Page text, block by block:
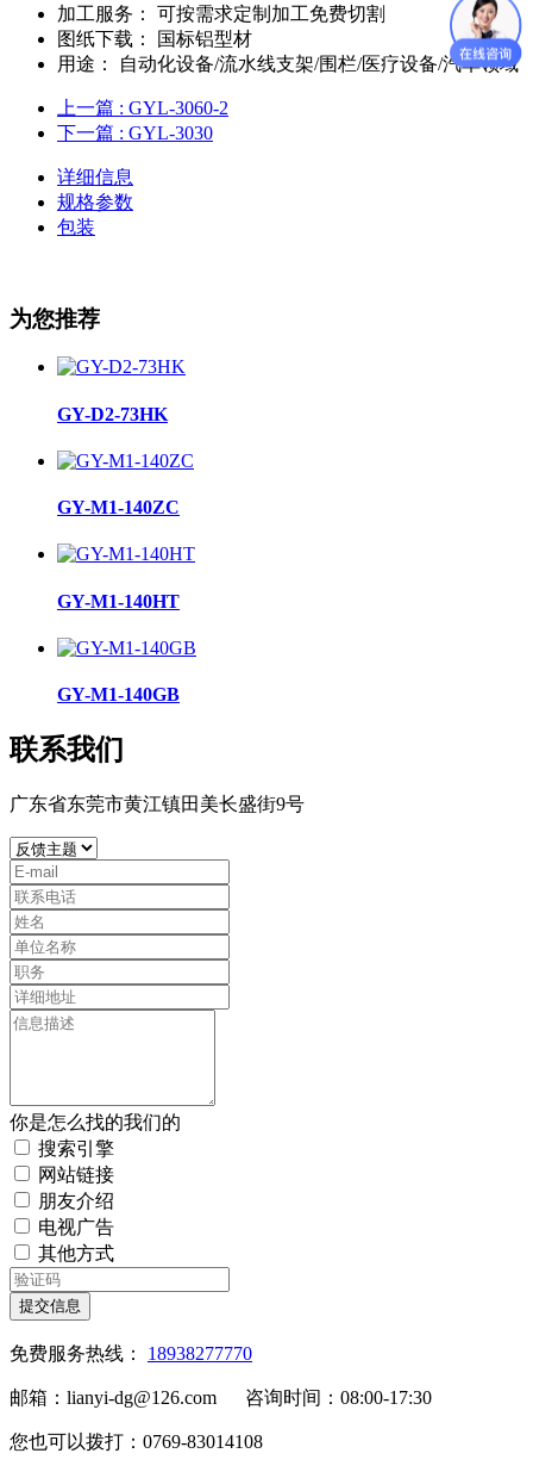
加工服务：
可按需求定制加工免费切割
图纸下载：
国标铝型材
用途：
自动化设备/流水线支架/围栏/医疗设备/汽车领域
上一篇 : GYL-3060-2
下一篇 : GYL-3030
详细信息
规格参数
包装
为您推荐
GY-D2-73HK
GY-M1-140ZC
GY-M1-140HT
GY-M1-140GB
联系我们
广东省东莞市黄江镇田美长盛街9号
你是怎么找的我们的
搜索引擎
网站链接
朋友介绍
电视广告
其他方式
提交信息
免费服务热线： 18938277770
邮箱：lianyi-dg@126.com 咨询时间：08:00-17:30
您也可以拨打：0769-83014108